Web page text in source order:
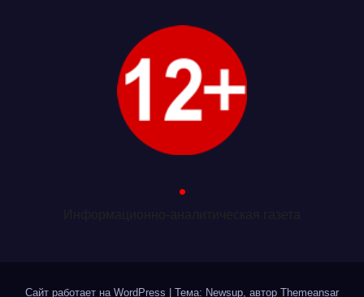
.
Сайт работает на WordPress Тема: Newsup, автор Themeansar